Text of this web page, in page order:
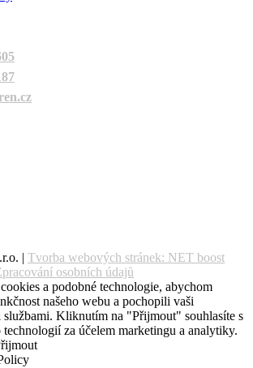
| Tvorba webových stránek: NET boost
osobních údajů
a podobné technologie, abychom
našeho webu a pochopili vaši
službami. Kliknutím na "Přijmout" souhlasíte s
za účelem marketingu a analytiky.